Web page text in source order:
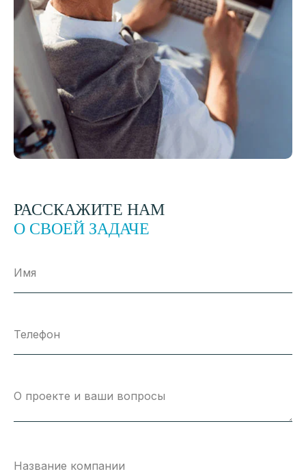
РАССКАЖИТЕ НАМ
О СВОЕЙ ЗАДАЧЕ
Имя
Телефон
О проекте и ваши вопросы
Название компании